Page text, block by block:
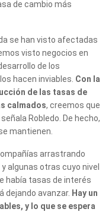
de cambio más
se han visto afectadas
visto negocios en
de los
hacen inviables. Con la
de las tasas de
calmados, creemos que
Robledo. De hecho,
mantienen.
arrastrando
algunas otras cuyo nivel
había tasas de interés
dejando avanzar. Hay un
y lo que se espera